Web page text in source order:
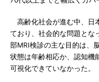
高齢化社会が進む中、日
ており、社会的な問題とな
部MRI検診の主な目的は、
状態は年齢相応か、認知機
可視化できていなかった。